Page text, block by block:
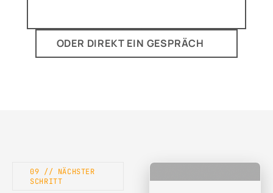
ODER DIREKT EIN GESPRÄCH
09 // NÄCHSTER
SCHRITT